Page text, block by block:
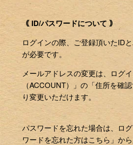
｟ ID/パスワードについて ｠
ログインの際、ご登録頂いたID
が必要です。
メールアドレスの変更は、ログ
（ACCOUNT）」の「住所を確
り変更いただけます。
パスワードを忘れた場合は、ロ
ワードを忘れた方はこちら」か